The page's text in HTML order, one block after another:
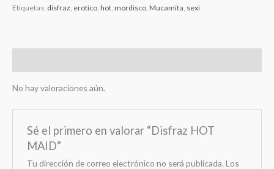
Etiquetas: disfraz, erotico, hot, mordisco, Mucamita, sexi
No hay valoraciones aún.
Sé el primero en valorar “Disfraz HOT
MAID”
Tu dirección de correo electrónico no será publicada. Los